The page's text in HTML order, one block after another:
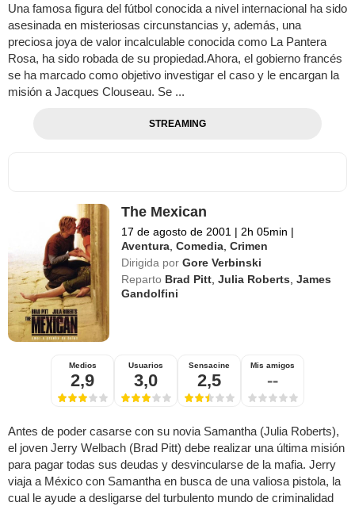
Una famosa figura del fútbol conocida a nivel internacional ha sido
asesinada en misteriosas circunstancias y, además, una
preciosa joya de valor incalculable conocida como La Pantera
Rosa, ha sido robada de su propiedad.Ahora, el gobierno francés
se ha marcado como objetivo investigar el caso y le encargan la
misión a Jacques Clouseau. Se ...
STREAMING
The Mexican
17 de agosto de 2001 | 2h 05min |
Aventura ,Comedia ,Crimen
Dirigida por Gore Verbinski
Reparto Brad Pitt ,Julia Roberts ,James
Gandolfini
Medios
2,9
Usuarios
3,0
Sensacine
2,5
Mis amigos
--
Antes de poder casarse con su novia Samantha (Julia Roberts),
el joven Jerry Welbach (Brad Pitt) debe realizar una última misión
para pagar todas sus deudas y desvincularse de la mafia. Jerry
viaja a México con Samantha en busca de una valiosa pistola, la
cual le ayude a desligarse del turbulento mundo de criminalidad